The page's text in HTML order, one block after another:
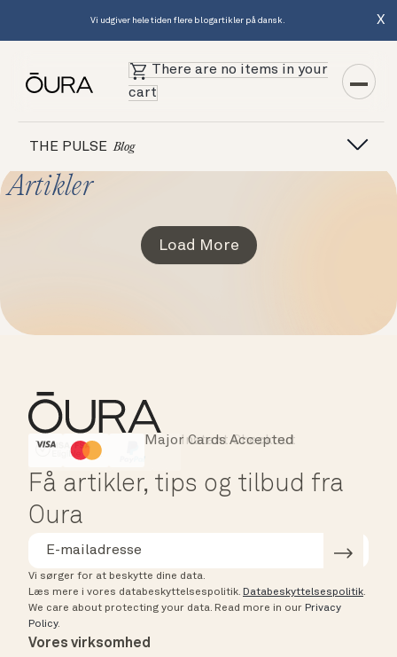
Vi udgiver hele tiden flere blogartikler på dansk. X
There are no items in your
cart
THE PULSE Blog
Artikler
Load More
HSA/FSA Eligible
Instant Checkout
Major Cards Accepted
Få artikler, tips og tilbud fra
Oura
Vi sørger for at beskytte dine data.
Læs mere i vores databeskyttelsespolitik. Databeskyttelsespolitik.
We care about protecting your data. Read more in our Privacy
Policy.
Vores virksomhed